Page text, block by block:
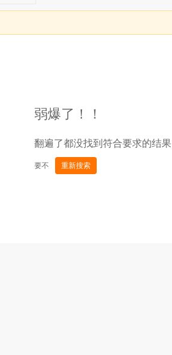
弱爆了！！
翻遍了都没找到符合要求的结果
要不 重新搜索